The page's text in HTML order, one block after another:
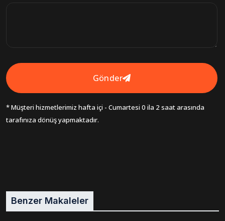
Gönder
* Müşteri hizmetlerimiz hafta içi - Cumartesi 0 ila 2 saat arasında
tarafınıza dönüş yapmaktadır.
Benzer Makaleler